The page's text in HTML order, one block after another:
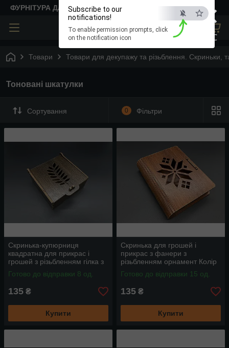
×
ESC
Subscribe to our
notifications!
To enable permission prompts, click
on the notification icon
ФУРНІТУРА ДЛЯ ТВОРЧОСТІ
Товари Товари для декупажу та різьблення. Скриньки,
Тоновані шкатулки
Сортування 0 Фільтри
Скринька-купюрниця
квадратна для прикрас і
грошей з різьбленням гілка з
фанери 11х11х5см
Готово до відправки 8 од.
135 ₴
Купити
Скринька для грошей і
прикрас з фанери з
різьбленням орнамент Колір
Яблуня 14х11.5х3.5см
Готово до відправки 15 од.
135 ₴
Купити